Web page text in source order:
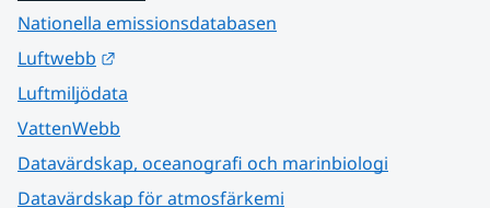
Nationella emissionsdatabasen
Luftwebb
Luftmiljödata
VattenWebb
Datavärdskap, oceanografi och marinbiologi
Datavärdskap för atmosfärkemi